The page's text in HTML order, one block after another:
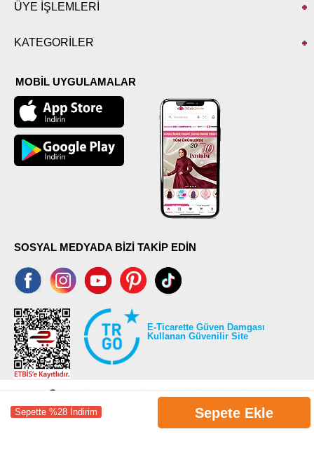
Sepette %28 İndirim Sepete Ekle
ÜYE İŞLEMLERİ
KATEGORİLER
MOBİL UYGULAMALAR
SOSYAL MEDYADA BİZİ TAKİP EDİN
E-Ticarette Güven Damgası
Kullanan Güvenilir Site
©2026 Tüm modaselvim.com hakları saklıdır.